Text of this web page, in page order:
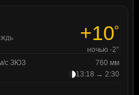
+10°
ночью -2°
с ЗЮЗ
760 мм
13:18 → 2:30